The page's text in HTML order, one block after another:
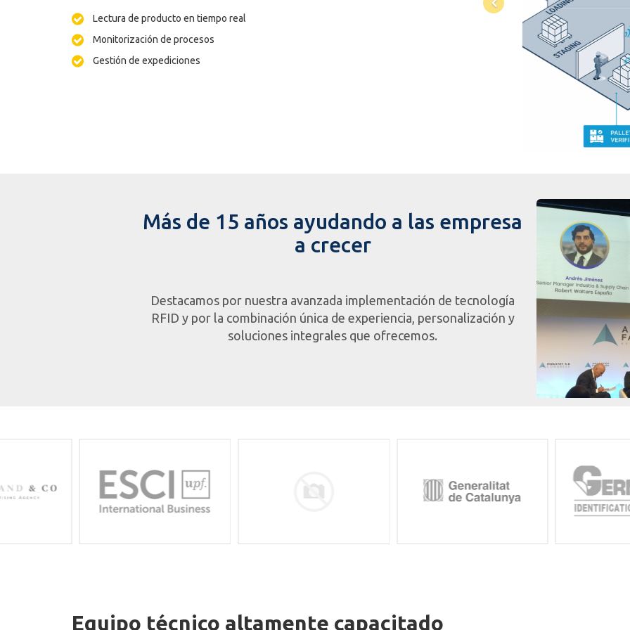
Lectura de producto en tiempo real
Monitorización de procesos
Gestión de expediciones
Previous
Más de 15 años ayudando a las empresa
a crecer
Destacamos por nuestra avanzada implementación de tecnología
RFID y por la combinación única de experiencia, personalización y
soluciones integrales que ofrecemos.
Equipo técnico altamente capacitado